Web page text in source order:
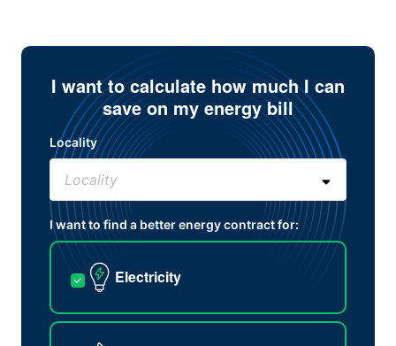
I want to calculate how much I can
save on my energy bill
Locality
I want to find a better energy contract for:
Electricity